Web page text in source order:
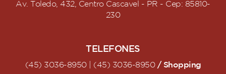
Av. Toledo, 432, Centro Cascavel - PR - Cep: 85810-
230
TELEFONES
(45) 3036-8950 | (45) 3036-8950/ Shopping